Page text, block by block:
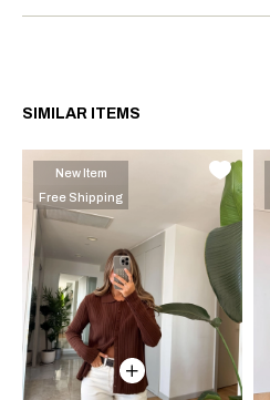
SIMILAR ITEMS
New Item
Free Shipping